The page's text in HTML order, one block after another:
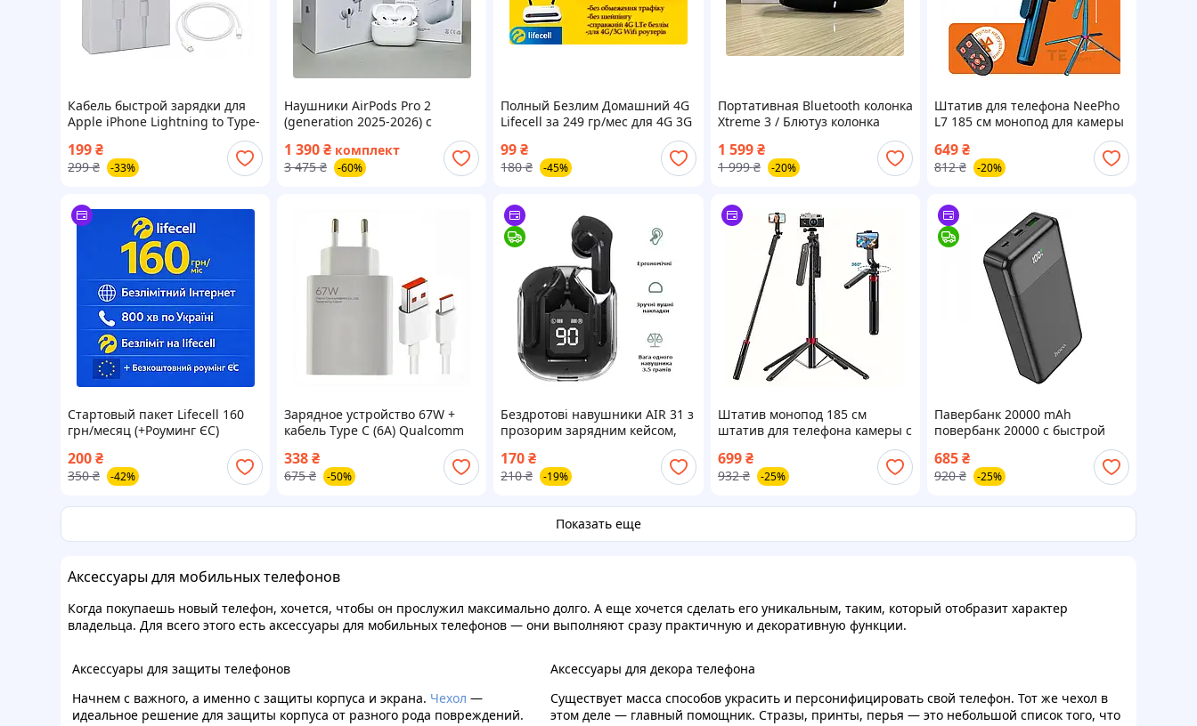
Кабель быстрой зарядки для
Apple iPhone Lightning to Type-
199₴
299 ₴ -33%
Наушники AirPods Pro 2
(generation 2025-2026) с
беспроводные аирподс про 2
кабель Type-C Lightning +
1 390₴ комплект
3 475 ₴ -60%
Полный Безлим Домашний 4G
Lifecell за 249 гр/мес для 4G 3G
ограничений скорости!
99₴
180 ₴ -45%
Портативная Bluetooth колонка
Xtreme 3 / Блютуз колонка
1 599 ₴
1 999 ₴ -20%
Штатив для телефона NeePho
L7 185 см монопод для камеры
селфи для видео 4 ножки
649₴
812 ₴ -20%
Стартовый пакет Lifecell 160
грн/месяц (+Роуминг ЄС)
200₴
350 ₴ -42%
Зарядное устройство 67W +
кабель Type C (6A) Qualcomm
338₴
675 ₴ -50%
Бездротові навушники AIR 31 з
прозорим зарядним кейсом,
вакуумні bluetooth 5.3, колір
чорний
170₴
210 ₴ -19%
Штатив монопод 185 см
штатив для телефона камеры с
селфи для видео 4 ножки
699 ₴
932 ₴ -25%
Павербанк 20000 mAh
повербанк 20000 с быстрой
повер банк для роутера power
bank 20000 для телефона
685₴
920 ₴ -25%
Показать еще
Аксессуары для мобильных телефонов
Когда покупаешь новый телефон, хочется, чтобы он прослужил максимально долго. А еще хочется сделать его уникальным, таким, который отобразит характер
владельца. Для всего этого есть аксессуары для мобильных телефонов — они выполняют сразу практичную и декоративную функции.
Аксессуары для защиты телефонов
Начнем с важного, а именно с защиты корпуса и экрана. Чехол —
идеальное решение для защиты корпуса от разного рода повреждений.
Аксессуары для декора телефона
Существует масса способов украсить и персонифицировать свой телефон. Тот же чехол в
этом деле — главный помощник. Стразы, принты, перья — это небольшой список того, что